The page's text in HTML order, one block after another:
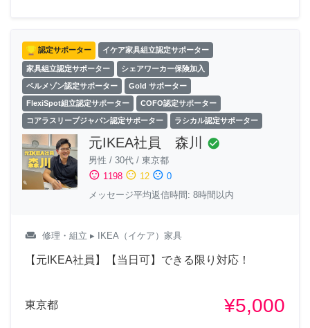
認定サポーター イケア家具組立認定サポーター
家具組立認定サポーター シェアワーカー保険加入
ベルメゾン認定サポーター Gold サポーター
FlexiSpot組立認定サポーター COFO認定サポーター
コアラスリープジャパン認定サポーター ラシカル認定サポーター
元IKEA社員 森川 check_circle
男性 / 30代 / 東京都
sentiment_satisfied 1198 sentiment_neutral 12 sentiment_dissatisfied 0
メッセージ平均返信時間: 8時間以内
weekend 修理・組立 ▸ IKEA（イケア）家具
【元IKEA社員】【当日可】できる限り対応！
東京都 ¥5,000